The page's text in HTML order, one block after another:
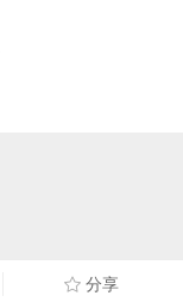
分享